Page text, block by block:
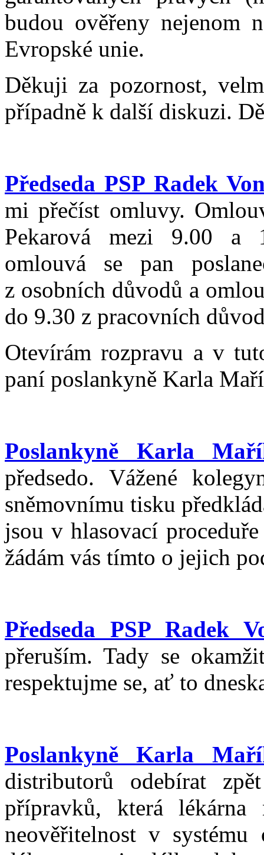
budou ověřeny nejenom
Evropské unie.
Děkuji za pozornost,
případně k další diskuzi.
Předseda PSP Radek
mi přečíst omluvy.
Pekarová mezi 9.00 a
omlouvá se pan
z osobních důvodů a
do 9.30 z pracovních
Otevírám rozpravu a v
paní poslankyně Karla
Poslankyně Karla
předsedo. Vážené
sněmovnímu tisku
jsou v hlasovací
žádám vás tímto o jejich
Předseda PSP Radek
přeruším. Tady se
respektujme se, ať to
Poslankyně Karla
distributorů odebírat
přípravků, která
neověřitelnost v